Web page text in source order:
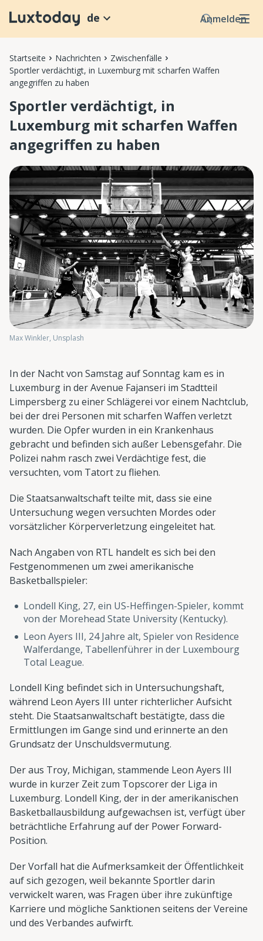
Anmelden
de
Startseite Nachrichten
Zwischenfälle
Sportler verdächtigt, in Luxemburg mit scharfen Waffen
angegriffen zu haben
Sportler verdächtigt, in
Luxemburg mit scharfen Waffen
angegriffen zu haben
Max Winkler, Unsplash
In der Nacht von Samstag auf Sonntag kam es in
Luxemburg in der Avenue Fajanseri im Stadtteil
Limpersberg zu einer Schlägerei vor einem Nachtclub,
bei der drei Personen mit scharfen Waffen verletzt
wurden. Die Opfer wurden in ein Krankenhaus
gebracht und befinden sich außer Lebensgefahr. Die
Polizei nahm rasch zwei Verdächtige fest, die
versuchten, vom Tatort zu fliehen.
Die Staatsanwaltschaft teilte mit, dass sie eine
Untersuchung wegen versuchten Mordes oder
vorsätzlicher Körperverletzung eingeleitet hat.
Nach Angaben von RTL handelt es sich bei den
Festgenommenen um zwei amerikanische
Basketballspieler:
Londell King, 27, ein US-Heffingen-Spieler, kommt
von der Morehead State University (Kentucky).
Leon Ayers III, 24 Jahre alt, Spieler von Residence
Walferdange, Tabellenführer in der Luxembourg
Total League.
Londell King befindet sich in Untersuchungshaft,
während Leon Ayers III unter richterlicher Aufsicht
steht. Die Staatsanwaltschaft bestätigte, dass die
Ermittlungen im Gange sind und erinnerte an den
Grundsatz der Unschuldsvermutung.
Der aus Troy, Michigan, stammende Leon Ayers III
wurde in kurzer Zeit zum Topscorer der Liga in
Luxemburg. Londell King, der in der amerikanischen
Basketballausbildung aufgewachsen ist, verfügt über
beträchtliche Erfahrung auf der Power Forward-
Position.
Der Vorfall hat die Aufmerksamkeit der Öffentlichkeit
auf sich gezogen, weil bekannte Sportler darin
verwickelt waren, was Fragen über ihre zukünftige
Karriere und mögliche Sanktionen seitens der Vereine
und des Verbandes aufwirft.